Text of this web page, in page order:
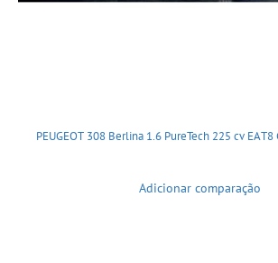
PEUGEOT 308 Berlina 1.6 PureTech 225 cv EAT8
Adicionar comparação